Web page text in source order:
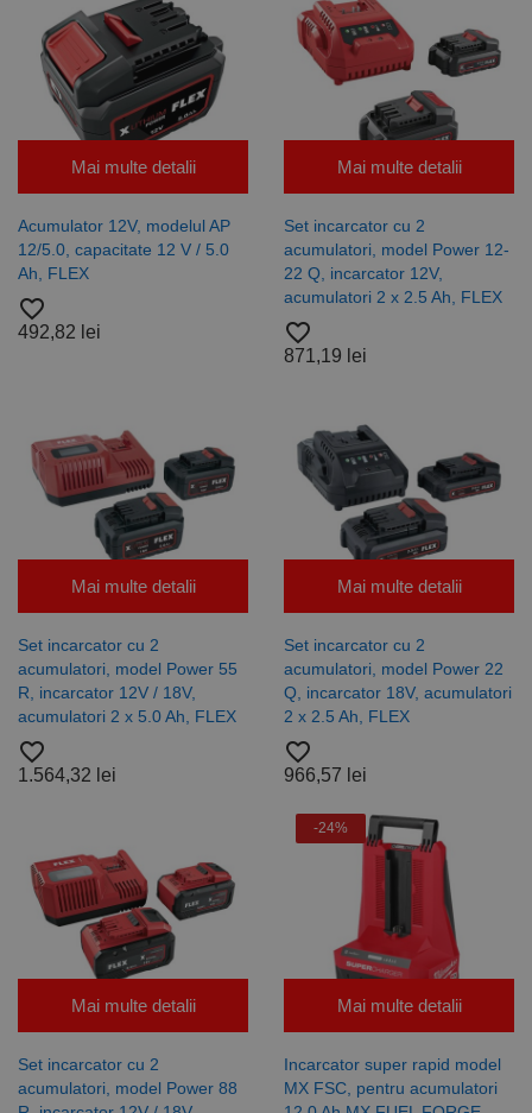
Mai multe detalii
Acumulator 12V, modelul AP
12/5.0, capacitate 12 V / 5.0
Ah, FLEX
favorite_border
492,82 lei
Mai multe detalii
Set incarcator cu 2
acumulatori, model Power 12-
22 Q, incarcator 12V,
acumulatori 2 x 2.5 Ah, FLEX
favorite_border
871,19 lei
Mai multe detalii
Set incarcator cu 2
acumulatori, model Power 55
R, incarcator 12V / 18V,
acumulatori 2 x 5.0 Ah, FLEX
favorite_border
1.564,32 lei
Mai multe detalii
Set incarcator cu 2
acumulatori, model Power 22
Q, incarcator 18V, acumulatori
2 x 2.5 Ah, FLEX
favorite_border
966,57 lei
Mai multe detalii
Set incarcator cu 2
acumulatori, model Power 88
-24%
Mai multe detalii
Incarcator super rapid model
MX FSC, pentru acumulatori
funcționeze
corect.
PHPSESSID
65 ani 8
luni
Cookie
generat de
aplicații
bazate pe
Acesta este un
de scop
menținerea
sesiune ale
utilizatorului.
specific site-
ului, dar un
bun exemplu
este
menținerea
stării de
conectare
pentru un
utilizator între
pagini.
Nume
Furnizor
Domeniu
Expirare
2 ani
Acest nume
de cookie
este asociat
cu Google
Universal
Analytics -
care este o
actualizare
semnificativă
a serviciului
de analiză
Google cel
mai frecvent
utilizat. Acest
utilizat
pentru a
Nume Expirare
6 luni 1
zi
Acest
cookie este
utilizat
publicitară
prin
colectarea
datelor
vizitatorilor
de pe mai
multe site-
uri web -
schimb de
date
Nume
Furnizor /
Domeniu
Expirare
[abcdef0123456789]
.www.rocast.ro
.www.rocast.ro
6 luni 1
zi
Google
Privacy Policy